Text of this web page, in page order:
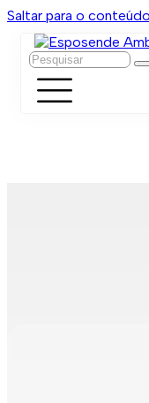
Saltar para o
Pesquisar